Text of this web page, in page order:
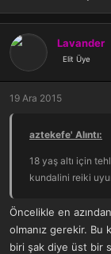
Lavander
Elit Üye
19 Ara 2015
aztekefe' Alıntı:
18 yaş altı için
kundalini reiki
Öncelikle en
olmanız gerekir. Bu
biri şak diye üst bir